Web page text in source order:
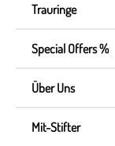
Trauringe
Special Offers %
Über Uns
Mit-Stifter